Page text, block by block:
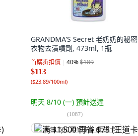
GRANDMA'S Secret 老奶奶的秘密
衣物去漬噴劑, 473ml, 1瓶
首購折扣價 40%$189
$113
($23.89/100ml)
明天 8/10 (一) 預計送達
(1087)
满 $1,500 再省 $75 (王道卡)